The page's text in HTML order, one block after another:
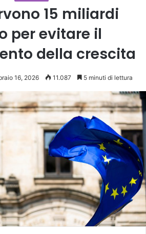
15 miliardi
per evitare il
della crescita
16, 2026 11.087 5 minuti di lettura